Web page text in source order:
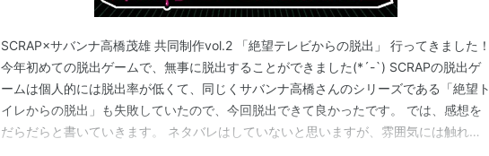
SCRAP×サバンナ高橋茂雄 共同制作vol.2 「絶望テレビからの脱出」 行ってきました！
今年初めての脱出ゲームで、無事に脱出することができました(*´-`) SCRAPの脱出ゲ
ームは個人的には脱出率が低くて、同じくサバンナ高橋さんのシリーズである「絶望ト
イレからの脱出」も失敗していたので、今回脱出できて良かったです。 では、感想を
だらだらと書いていきます。 ネタバレはしていないと思いますが、雰囲気には触れて